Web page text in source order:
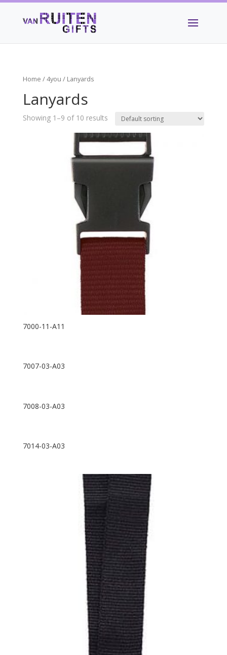
Home /4you / Lanyards
Lanyards
Showing 1–9 of 10 results
7000-11-A11
7007-03-A03
7008-03-A03
7014-03-A03